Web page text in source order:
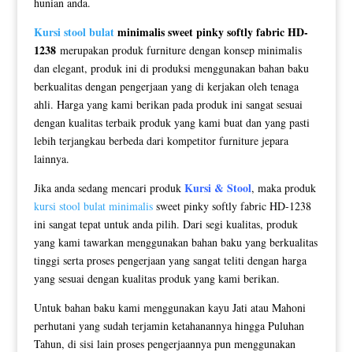
Kursi stool bulatminimalis sweet pinky softly fabric HD-
1238merupakan produk furniture dengan konsep minimalis
dan elegant, produk ini di produksi menggunakan bahan baku
berkualitas dengan pengerjaan yang di kerjakan oleh tenaga
ahli. Harga yang kami berikan pada produk ini sangat sesuai
dengan kualitas terbaik produk yang kami buat dan yang pasti
lebih terjangkau berbeda dari kompetitor furniture jepara
lainnya.
Jika anda sedang mencari produk Kursi & Stool, maka produk
kursi stool bulat minimalissweet pinky softly fabric HD-1238
ini sangat tepat untuk anda pilih. Dari segi kualitas, produk
yang kami tawarkan menggunakan bahan baku yang berkualitas
tinggi serta proses pengerjaan yang sangat teliti dengan harga
yang sesuai dengan kualitas produk yang kami berikan.
Untuk bahan baku kami menggunakan kayu Jati atau Mahoni
perhutani yang sudah terjamin ketahanannya hingga Puluhan
Tahun, di sisi lain proses pengerjaannya pun menggunakan